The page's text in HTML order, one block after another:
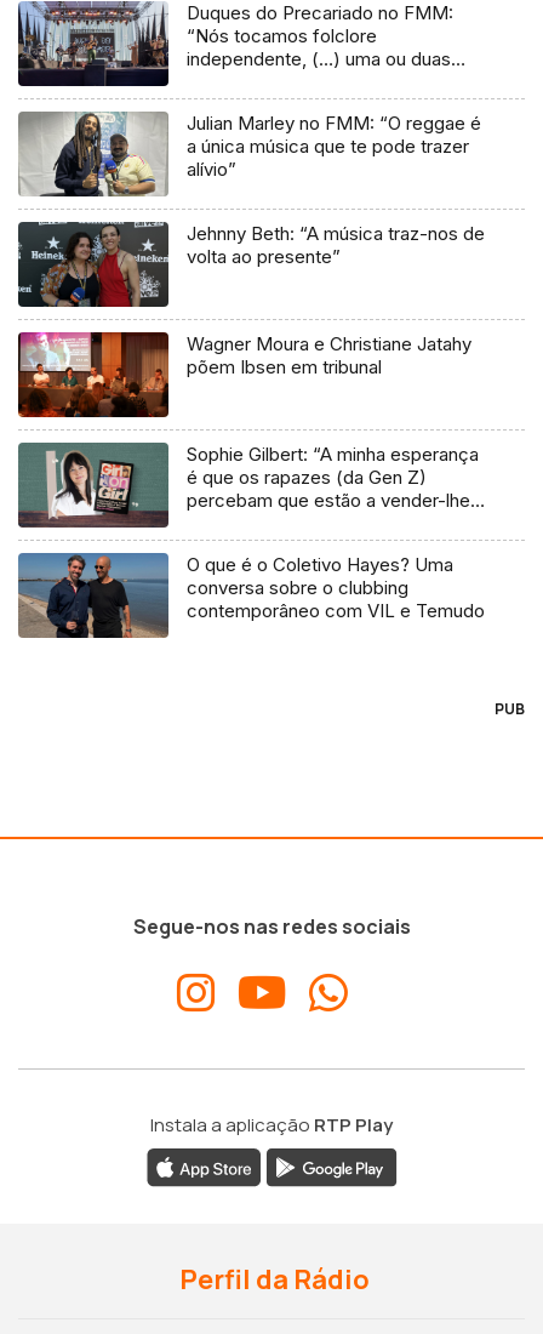
Duques do Precariado no FMM:
“Nós tocamos folclore
independente, (…) uma ou duas
Julian Marley no FMM: “O reggae é
a única música que te pode trazer
alívio”
Jehnny Beth: “A música traz-nos de
volta ao presente”
Wagner Moura e Christiane Jatahy
põem Ibsen em tribunal
Sophie Gilbert: “A minha esperança
é que os rapazes (da Gen Z)
percebam que estão a vender-lhes
O que é o Coletivo Hayes? Uma
conversa sobre o clubbing
contemporâneo com VIL e Temudo
PUB
Segue-nos nas redes sociais
Instala a aplicação RTP Play
Perfil da Rádio